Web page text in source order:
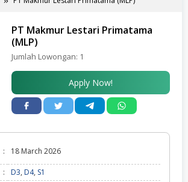
PT Makmur Lestari Primatama
(MLP)
Jumlah Lowongan: 1
Apply Now!
: 18 March 2026
: D3, D4, S1